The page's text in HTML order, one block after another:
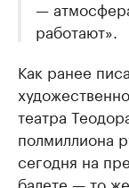
—
работают».
Как ранее
театра
полмиллиона
сегодня на
балете — то